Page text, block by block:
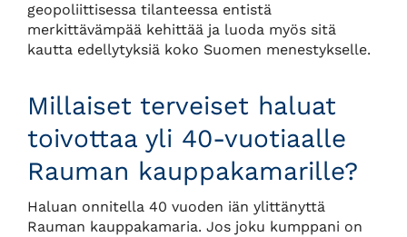
geopoliittisessa tilanteessa entistä
merkittävämpää kehittää ja luoda myös sitä
kautta edellytyksiä koko Suomen menestykselle.
Millaiset terveiset haluat
toivottaa yli 40-vuotiaalle
Rauman kauppakamarille?
Haluan onnitella 40 vuoden iän ylittänyttä
Rauman kauppakamaria. Jos joku kumppani on